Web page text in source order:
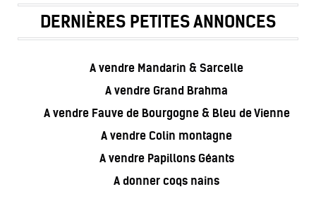
DERNIÈRES PETITES ANNONCES
A vendre Mandarin & Sarcelle
A vendre Grand Brahma
A vendre Fauve de Bourgogne & Bleu de Vienne
A vendre Colin montagne
A vendre Papillons Géants
A donner coqs nains